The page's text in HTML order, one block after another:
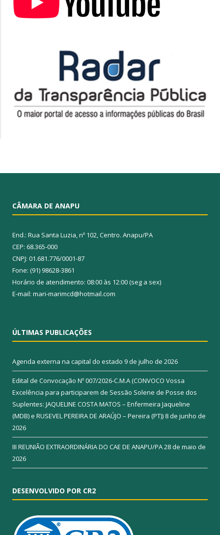
CÂMARA DE ANAPU
End.: Rua Santa Luzia, nº 102, Centro. Anapu/PA
CEP: 68.365-000
CNPJ: 01.681.776/0001-87
Fone: (91) 98628-3861
Horário de atendimento: 08:00 às 12:00 (seg a sex)
E-mail: mari-marimcd@hotmail.com
ÚLTIMAS PUBLICAÇÕES
Agenda externa na capital do estado 9 de julho de 2026
Edital de Convocação Nº 007/2026-C.M.A (CONVOCO Vossa
Excelência para participarem de Sessão Solene de Posse dos
Suplentes: JAQUELINE COSTA MATOS – Enfermeira Jaqueline
(MDB) e RUSEVEL PEREIRA DE ARAÚJO – Pereira (PT)) 8 de junho de
2026
III REUNIÃO EXTRAORDINÁRIA DO CAE DE ANAPU/PA28 de maio de
2026
DESENVOLVIDO POR CR2